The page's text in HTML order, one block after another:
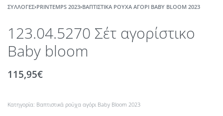
ΣΥΛΛΟΓΈΣ›PRINTEMPS 2023›ΒΑΠΤΙΣΤΙΚΆ ΡΟΎΧΑ ΑΓΌΡΙ ΒABY ΒLOOM 2023
123.04.5270 Σέτ αγορίστικο
Baby bloom
115,95€
Κατηγορία: Βαπτιστικά ρούχα αγόρι Βaby Βloom 2023